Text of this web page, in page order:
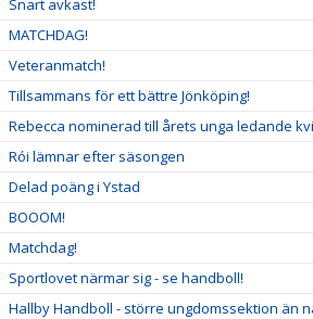
MATCHDAG!
Veteranmatch!
Tillsammans för ett bättre Jönköping!
Rebecca nominerad till årets unga ledande
Rói lämnar efter säsongen
Delad poäng i Ystad
BOOOM!
Matchdag!
Sportlovet närmar sig - se handboll!
Hallby Handboll - större ungdomssektion än